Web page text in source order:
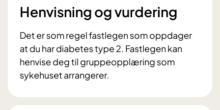
Henvisning og vurdering
Det er som regel fastlegen som oppdager
at du har diabetes type 2. Fastlegen kan
henvise deg til gruppeopplæring som
sykehuset arrangerer.